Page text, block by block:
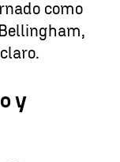
como
y